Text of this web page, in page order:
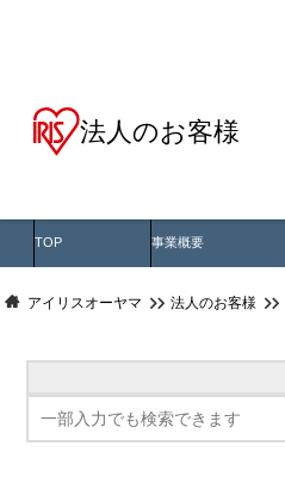
法人のお客様
TOP 事業概要
アイリスオーヤマ 法人のお客様